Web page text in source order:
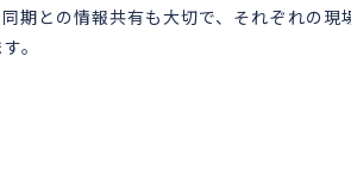
同期との情報共有も大切で、それぞれの現
。